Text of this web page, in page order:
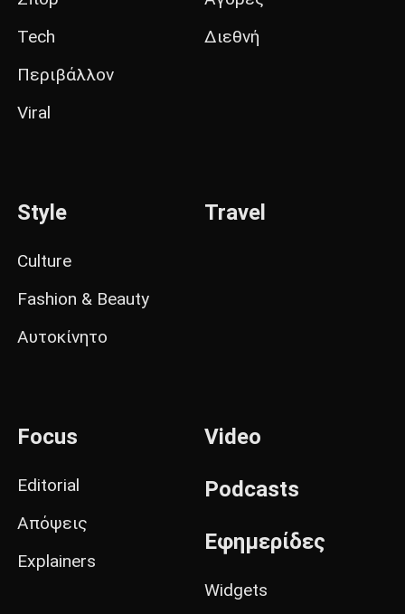
Tech
Περιβάλλον
Viral
Διεθνή
Style
Culture
Fashion & Beauty
Αυτοκίνητο
Travel
Focus
Editorial
Απόψεις
Explainers
Video
Podcasts
Εφημερίδες
Widgets